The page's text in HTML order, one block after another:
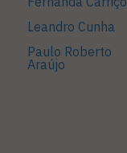
Leandro Cunha
Paulo Roberto
Araújo